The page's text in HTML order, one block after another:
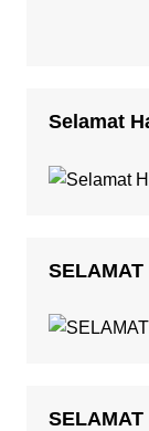
Selamat
SELAMAT
SELAMAT